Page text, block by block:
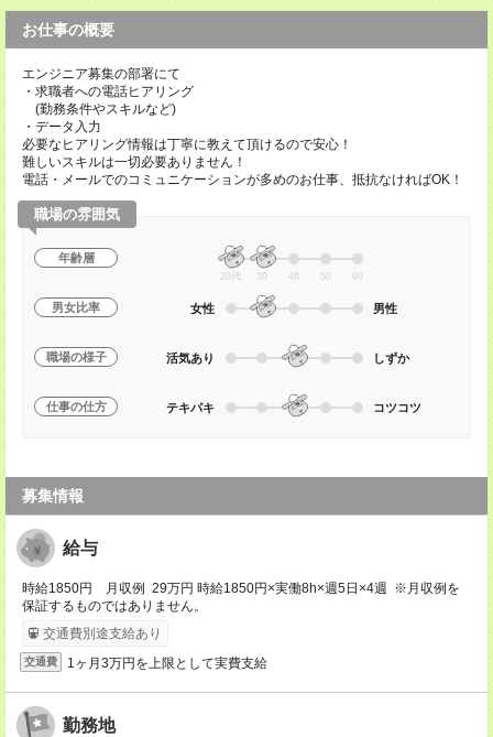
お仕事の概要
エンジニア募集の部署にて
・求職者への電話ヒアリング
(勤務条件やスキルなど)
・データ入力
必要なヒアリング情報は丁寧に教えて頂けるので安心！
難しいスキルは一切必要ありません！
電話・メールでのコミュニケーションが多めのお仕事、抵抗なければOK！
職場の雰囲気
年齢層
20代 30 40 50 60
男女比率 女性 男性
職場の様子 活気あり しずか
仕事の仕方 テキパキ コツコツ
募集情報
給与
時給1850円 月収例 29万円 時給1850円×実働8h×週5日×4週 ※月収例を
保証するものではありません。
交通費別途支給あり
交通費 1ヶ月3万円を上限として実費支給
勤務地